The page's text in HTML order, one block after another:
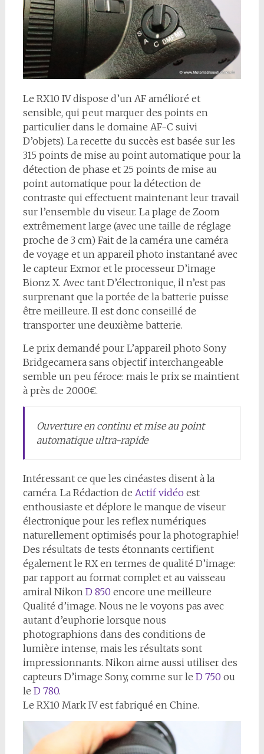
Le RX10 IV dispose d’un AF amélioré et
sensible, qui peut marquer des points en
particulier dans le domaine AF-C suivi
D’objets). La recette du succès est basée sur les
315 points de mise au point automatique pour la
détection de phase et 25 points de mise au
point automatique pour la détection de
contraste qui effectuent maintenant leur travail
sur l’ensemble du viseur. La plage de Zoom
extrêmement large (avec une taille de réglage
proche de 3 cm) Fait de la caméra une caméra
de voyage et un appareil photo instantané avec
le capteur Exmor et le processeur D’image
Bionz X. Avec tant D’électronique, il n’est pas
surprenant que la portée de la batterie puisse
être meilleure. Il est donc conseillé de
transporter une deuxième batterie.
Le prix demandé pour L’appareil photo Sony
Bridgecamera sans objectif interchangeable
semble un peu féroce: mais le prix se maintient
à près de 2000€.
Ouverture en continu et mise au point
automatique ultra-rapide
Intéressant ce que les cinéastes disent à la
caméra. La Rédaction de Actif vidéo est
enthousiaste et déplore le manque de viseur
électronique pour les reflex numériques
naturellement optimisés pour la photographie!
Des résultats de tests étonnants certifient
également le RX en termes de qualité D’image:
par rapport au format complet et au vaisseau
amiral Nikon D 850 encore une meilleure
Qualité d’image. Nous ne le voyons pas avec
autant d’euphorie lorsque nous
photographions dans des conditions de
lumière intense, mais les résultats sont
impressionnants. Nikon aime aussi utiliser des
capteurs D’image Sony, comme sur le D 750 ou
le D 780.
Le RX10 Mark IV est fabriqué en Chine.